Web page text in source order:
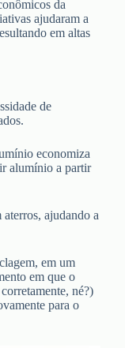
da
ajudaram a
em altas
de
economiza
alumínio a partir
ajudando a
em um
em que o
né?)
para o